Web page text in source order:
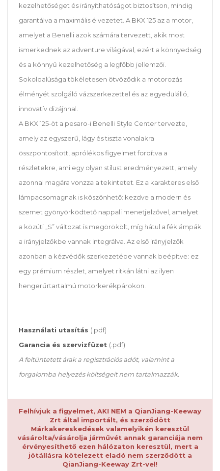
kezelhetőséget és irányíthatóságot biztosítson, mindig
garantálva a maximális élvezetet. A BKX 125 az a motor,
amelyet a Benelli azok számára tervezett, akik most
ismerkednek az adventure világával, ezért a könnyedség
és a könnyű kezelhetőség a legfőbb jellemzői.
Sokoldalúsága tökéletesen ötvöződik a motorozás
élményét szolgáló vázszerkezettel és az egyedülálló,
innovatív dizájnnal.
A BKX 125-öt a pesaro-i Benelli Style Center tervezte,
amely az egyszerű, lágy és tiszta vonalakra
összpontosított, aprólékos figyelmet fordítva a
részletekre, ami egy olyan stílust eredményezett, amely
azonnal magára vonzza a tekintetet. Ez a karakteres első
lámpacsomagnak is köszönhető: kezdve a modern és
szemet gyönyörködtető nappali menetjelzővel, amelyet
a közúti „S” változat is megörökölt, míg hátul a féklámpák
a irányjelzőkbe vannak integrálva. Az első irányjelzők
azonban a kézvédők szerkezetébe vannak beépítve: ez
egy prémium részlet, amelyet ritkán látni az ilyen
hengerűrtartalmú motorkerékpárokon.
Használati utasítás (.pdf)
Garancia és szervizfüzet (.pdf)
A feltüntetett árak a regisztrációs adót, valamint a
forgalomba helyezés költségeit nem tartalmazzák.
Felhívjuk a figyelmet, AKI NEM a QianJiang-Keeway
Zrt által importált, és szerződött
Márkakereskedések valamelyikén keresztül
vásárolta/vásárolja járművét annak garanciája nem
érvényesíthető ezen hálózaton keresztül, mert a
jótállásra kötelezett eladó nem szerződött a
QianJiang-Keeway Zrt-vel!